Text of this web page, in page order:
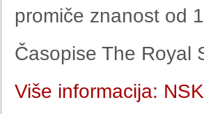
promiče znanost od
Časopise The Royal
Više informacija: NSK